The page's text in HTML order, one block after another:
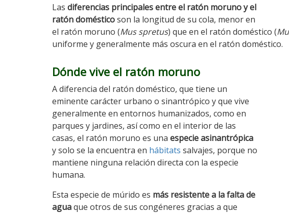
Las diferencias principales entre el ratón moruno y el
ratón domésticoson la longitud de su cola, menor en
el ratón moruno (Mus spretus) que en el ratón doméstico (
uniforme y generalmente más oscura en el ratón doméstico.
Dónde vive el ratón moruno
A diferencia del ratón doméstico, que tiene un
eminente carácter urbano o sinantrópico y que vive
generalmente en entornos humanizados, como en
parques y jardines, así como en el interior de las
casas, el ratón moruno es una especie asinantrópica
y solo se la encuentra en hábitats salvajes, porque no
mantiene ninguna relación directa con la especie
humana.
Esta especie de múrido es más resistente a la falta de
aguaque otros de sus congéneres gracias a que